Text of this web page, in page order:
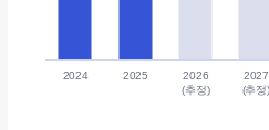
2024 2025
2026
(추정)
2027
(추정)